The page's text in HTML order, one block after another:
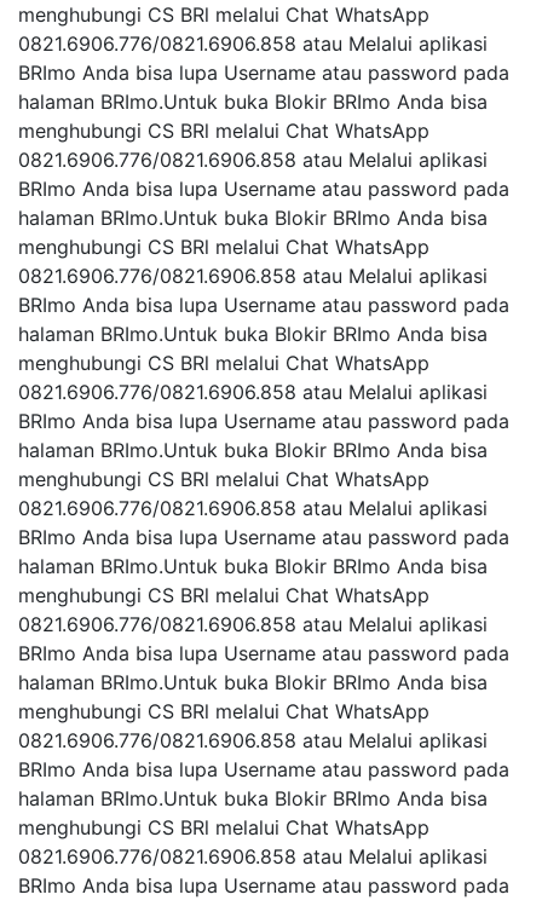
menghubungi CS BRl melalui Chat WhatsApp
0821.6906.776/0821.6906.858 atau Melalui aplikasi
BRImo Anda bisa lupa Username atau password pada
halaman BRImo.Untuk buka Blokir BRImo Anda bisa
menghubungi CS BRl melalui Chat WhatsApp
0821.6906.776/0821.6906.858 atau Melalui aplikasi
BRImo Anda bisa lupa Username atau password pada
halaman BRImo.Untuk buka Blokir BRImo Anda bisa
menghubungi CS BRl melalui Chat WhatsApp
0821.6906.776/0821.6906.858 atau Melalui aplikasi
BRImo Anda bisa lupa Username atau password pada
halaman BRImo.Untuk buka Blokir BRImo Anda bisa
menghubungi CS BRl melalui Chat WhatsApp
0821.6906.776/0821.6906.858 atau Melalui aplikasi
BRImo Anda bisa lupa Username atau password pada
halaman BRImo.Untuk buka Blokir BRImo Anda bisa
menghubungi CS BRl melalui Chat WhatsApp
0821.6906.776/0821.6906.858 atau Melalui aplikasi
BRImo Anda bisa lupa Username atau password pada
halaman BRImo.Untuk buka Blokir BRImo Anda bisa
menghubungi CS BRl melalui Chat WhatsApp
0821.6906.776/0821.6906.858 atau Melalui aplikasi
BRImo Anda bisa lupa Username atau password pada
halaman BRImo.Untuk buka Blokir BRImo Anda bisa
menghubungi CS BRl melalui Chat WhatsApp
0821.6906.776/0821.6906.858 atau Melalui aplikasi
BRImo Anda bisa lupa Username atau password pada
halaman BRImo.Untuk buka Blokir BRImo Anda bisa
menghubungi CS BRl melalui Chat WhatsApp
0821.6906.776/0821.6906.858 atau Melalui aplikasi
BRImo Anda bisa lupa Username atau password pada